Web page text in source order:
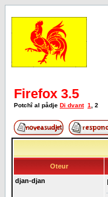
Firefox 3.5
Potchî al pådje Di dvant 1 2
Oteur
djan-djan